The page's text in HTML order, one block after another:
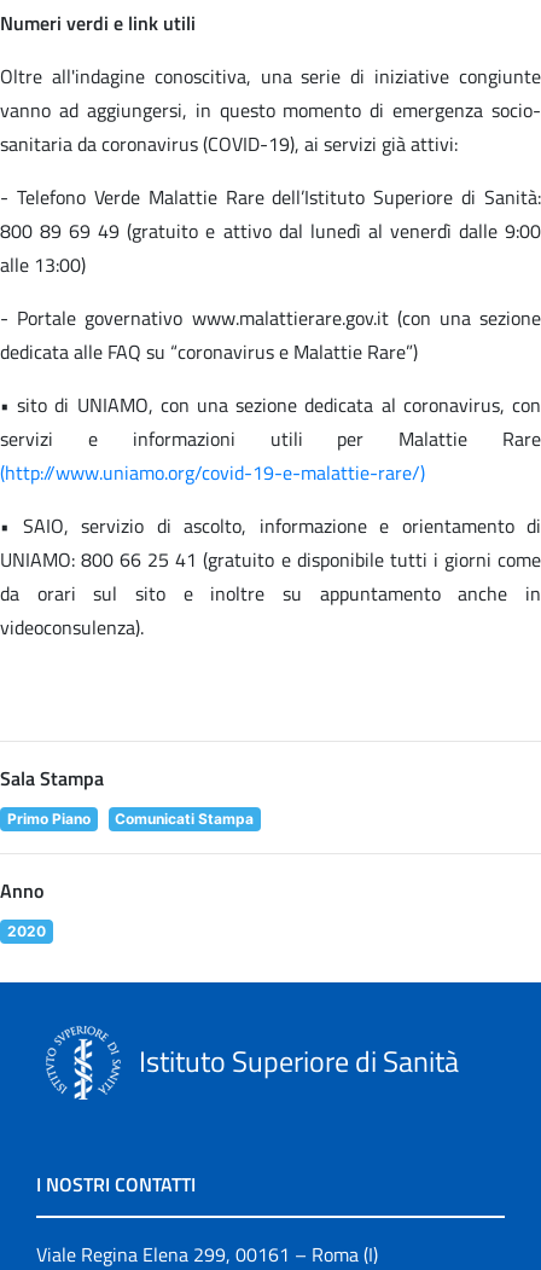
Numeri verdi e link utili
Oltre all'indagine conoscitiva, una serie di iniziative congiunte
vanno ad aggiungersi, in questo momento di emergenza socio-
sanitaria da coronavirus (COVID-19), ai servizi già attivi:
- Telefono Verde Malattie Rare dell’Istituto Superiore di Sanità:
800 89 69 49 (gratuito e attivo dal lunedì al venerdì dalle 9:00
alle 13:00)
- Portale governativo www.malattierare.gov.it (con una sezione
dedicata alle FAQ su “coronavirus e Malattie Rare”)
• sito di UNIAMO, con una sezione dedicata al coronavirus, con
servizi e informazioni utili per Malattie Rare
(http://www.uniamo.org/covid-19-e-malattie-rare/)
• SAIO, servizio di ascolto, informazione e orientamento di
UNIAMO: 800 66 25 41 (gratuito e disponibile tutti i giorni come
da orari sul sito e inoltre su appuntamento anche in
videoconsulenza).
Sala Stampa
Primo Piano Comunicati Stampa
Anno
2020
Istituto Superiore di Sanità
I NOSTRI CONTATTI
Viale Regina Elena 299, 00161 – Roma (I)